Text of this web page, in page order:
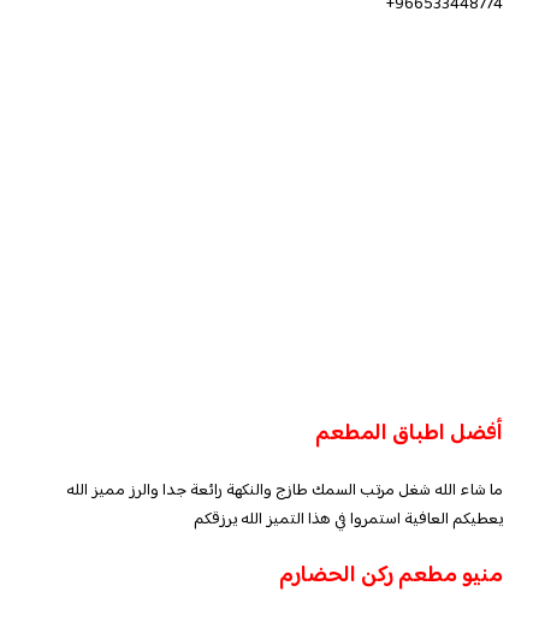
أفضل اطباق المطعم
ما شاء الله شغل مرتب السمك طازج والنكهة رائعة جدا والرز مميز الله
يعطيكم العافية استمروا في هذا التميز الله يرزقكم
منيو مطعم ركن الحضارم